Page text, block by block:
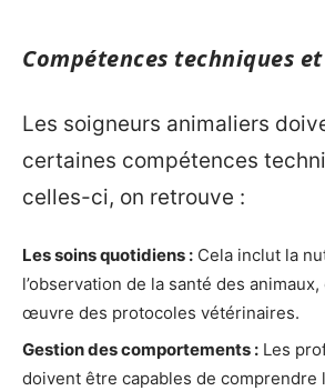
Compétences techniques
Les soigneurs animaliers
certaines compétences
celles-ci, on retrouve :
Les soins quotidiens : Cela inclut la
l’observation de la santé des
œuvre des protocoles vétérinaires.
Gestion des comportements : Les
doivent être capables de comprendre